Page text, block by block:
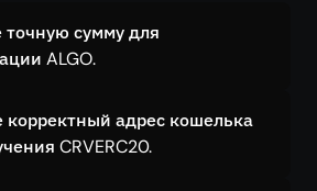
точную сумму для
ALGO.
корректный адрес кошелька
CRVERC20.